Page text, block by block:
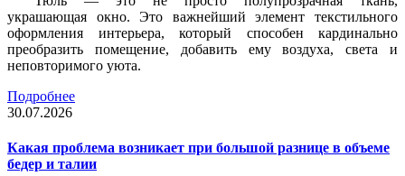
украшающая окно. Это важнейший элемент текстильного
оформления интерьера, который способен кардинально
преобразить помещение, добавить ему воздуха, света и
неповторимого уюта.
Подробнее
30.07.2026
Какая проблема возникает при большой разнице в объеме
бедер и талии